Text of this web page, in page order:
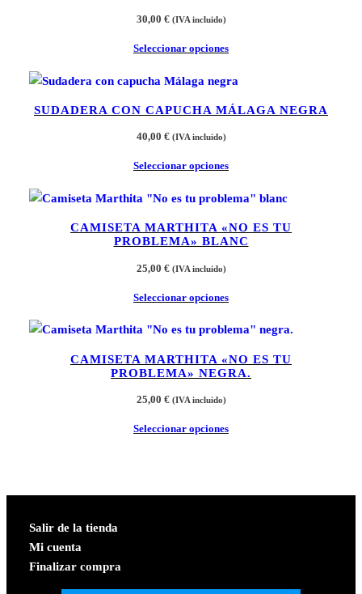
30,00 € (IVA incluido)
Seleccionar opciones
SUDADERA CON CAPUCHA MÁLAGA NEGRA
40,00 € (IVA incluido)
Seleccionar opciones
CAMISETA MARTHITA «NO ES TU
PROBLEMA» BLANC
25,00 € (IVA incluido)
Seleccionar opciones
CAMISETA MARTHITA «NO ES TU
PROBLEMA» NEGRA.
25,00 € (IVA incluido)
Seleccionar opciones
Salir de la tienda
Mi cuenta
Finalizar compra